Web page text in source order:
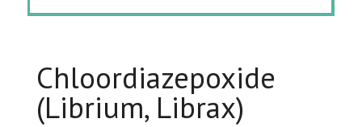
Chloordiazepoxide
(Librium, Librax)